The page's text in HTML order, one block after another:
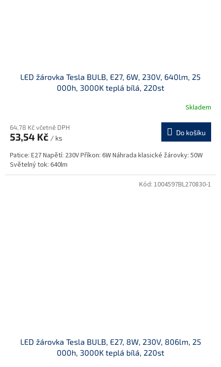
LED žárovka Tesla BULB, E27, 6W, 230V, 640lm, 25
000h, 3000K teplá bílá, 220st
Skladem
64,78 Kč včetně DPH
53,54 Kč / ks
Do košíku
Patice: E27 Napětí: 230V Příkon: 6W Náhrada klasické žárovky: 50W
Světelný tok: 640lm
LED žárovka Tesla BULB, E27, 8W, 230V, 806lm, 25
000h, 3000K teplá bílá, 220st
Kód: 1004597BL270830-1